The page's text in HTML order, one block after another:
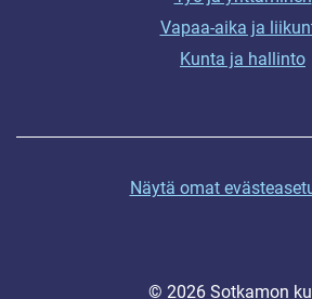
Vapaa-aika ja
Kunta ja hallinto
Näytä omat
© 2026 Sotkamon